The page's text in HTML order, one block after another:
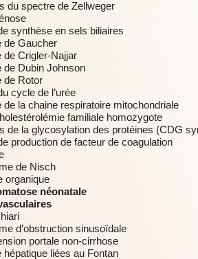
du spectre de Zellweger
synthèse en sels biliaires
de Gaucher
de Crigler-Najjar
de Dubin Johnson
de Rotor
cycle de l’urée
de la chaine respiratoire mitochondriale
familiale homozygote
de la glycosylation des protéines (CDG
production de facteur de coagulation
de Nisch
organique
néonatale
d’obstruction sinusoïdale
portale non-cirrhose
hépatique liées au Fontan